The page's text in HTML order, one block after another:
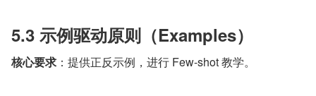
5.3 示例驱动原则（Examples）
核心要求 ：提供正反示例，进行 Few-shot 教学。